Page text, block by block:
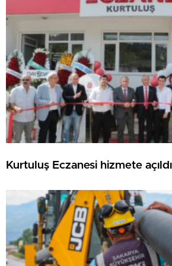
Kurtuluş Eczanesi hizmete açıldı